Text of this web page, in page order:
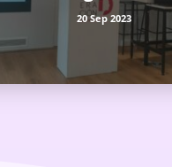
20 Sep 2023